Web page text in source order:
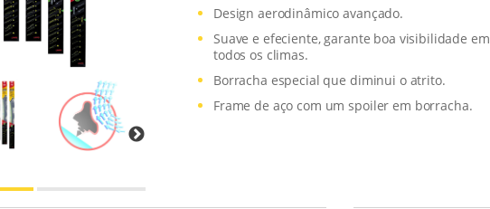
Design aerodinâmico avançado.
Suave e efeciente, garante boa visibilidade em
todos os climas.
Borracha especial que diminui o atrito.
Frame de aço com um spoiler em borracha.